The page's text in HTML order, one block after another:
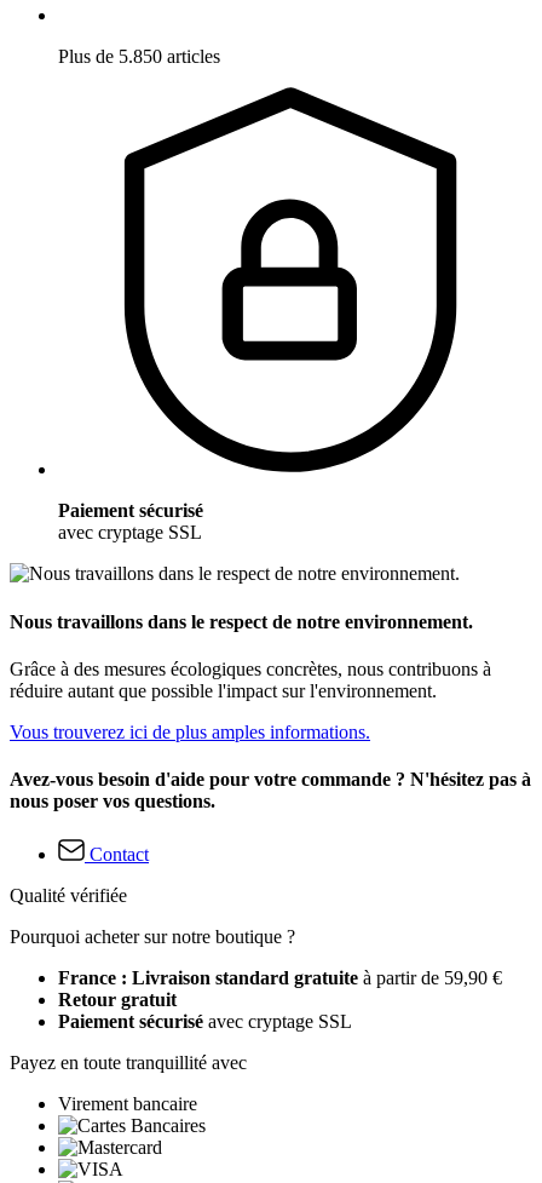
Plus de 5.850 articles
Paiement sécurisé
avec cryptage SSL
Nous travaillons dans le respect de notre environnement.
Grâce à des mesures écologiques concrètes, nous contribuons à
réduire autant que possible l'impact sur l'environnement.
Vous trouverez ici de plus amples informations.
Avez-vous besoin d'aide pour votre commande ? N'hésitez pas à
nous poser vos questions.
Contact
Qualité vérifiée
Pourquoi acheter sur notre boutique ?
France : Livraison standard gratuite à partir de 59,90 €
Retour gratuit
Paiement sécurisé avec cryptage SSL
Payez en toute tranquillité avec
Virement bancaire